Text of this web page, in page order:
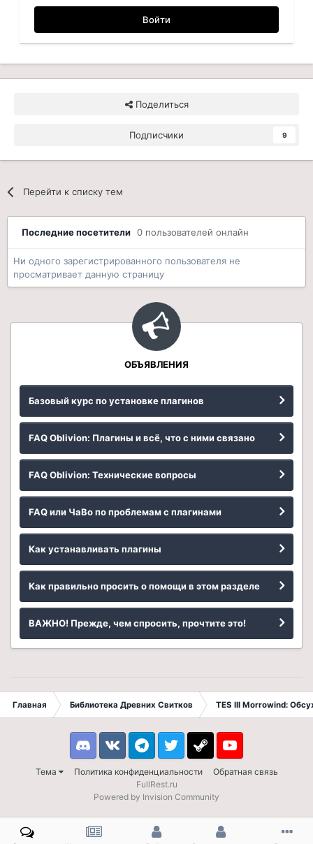
Войти
Поделиться
Подписчики 9
Перейти к списку тем
Последние посетители 0 пользователей онлайн
Ни одного зарегистрированного пользователя не
просматривает данную страницу
ОБЪЯВЛЕНИЯ
Базовый курс по установке плагинов
FAQ Oblivion: Плагины и всё, что с ними связано
FAQ Oblivion: Технические вопросы
FAQ или ЧаВо по проблемам с плагинами
Как устанавливать плагины
Как правильно просить о помощи в этом разделе
ВАЖНО! Прежде, чем спросить, прочтите это!
Главная Библиотека Древних Свитков TES III Morrowind:
Тема Политика конфиденциальности Обратная связь
DiscordVK TelegramTwitter Steam Youtube
FullRest.ru
Powered by Invision Community